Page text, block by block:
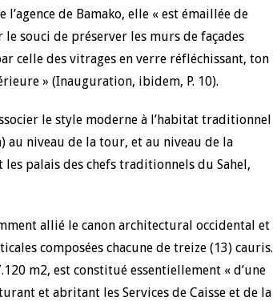
de Bamako, elle « est émaillée de
souci de préserver les murs de façades
celle des vitrages en verre réfléchissant, ton
» (Inauguration, ibidem, P. 10).
le style moderne à l’habitat traditionnel
au niveau de la tour, et au niveau de la
palais des chefs traditionnels du Sahel,
allié le canon architectural occidental et
composées chacune de treize (13) cauris.
m2, est constitué essentiellement « d’une
et abritant les Services de Caisse et de la